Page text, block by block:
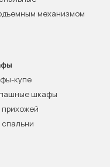
механизмом
купе
шкафы